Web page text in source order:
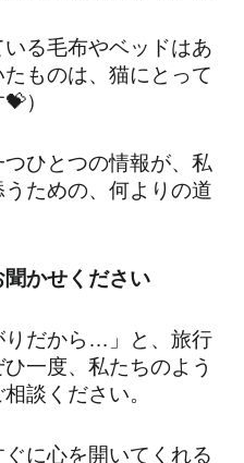
いる毛布やベッドはあ
ものは、猫にとって
）
ひとつの情報が、私
ための、何よりの道
かせください
りだから…」と、旅行
一度、私たちのよう
談ください。
に心を開いてくれる